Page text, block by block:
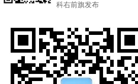
科右前旗发布